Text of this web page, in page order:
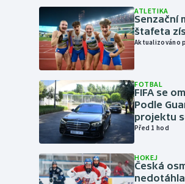
ATLETIKA
Senzační
štafeta
Aktualizováno
FOTBAL
FIFA se
Podle
projektu
Před 1 hod
HOKEJ
Česká